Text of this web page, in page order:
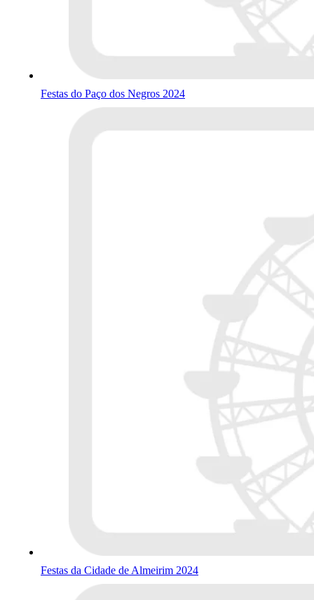
Festas do Paço dos Negros 2024
Festas da Cidade de Almeirim 2024